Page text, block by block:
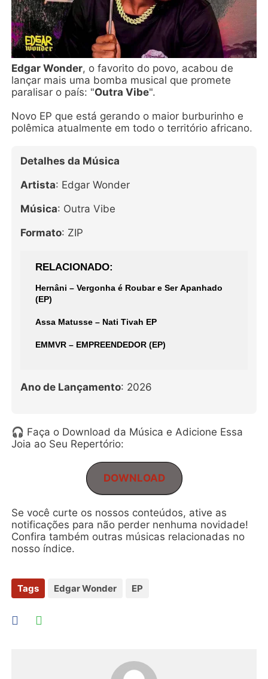
Edgar Wonder, o favorito do povo, acabou de
lançar mais uma bomba musical que promete
paralisar o país: "Outra Vibe".
Novo EP que está gerando o maior burburinho e
polêmica atualmente em todo o território africano.
Detalhes da Música
Artista: Edgar Wonder
Música: Outra Vibe
Formato: ZIP
RELACIONADO
Hernâni – Vergonha é Roubar e Ser Apanhado
(EP)
Assa Matusse – Nati Tivah EP
EMMVR – EMPREENDEDOR (EP)
Ano de Lançamento: 2026
🎧 Faça o Download da Música e Adicione Essa
Joia ao Seu Repertório:
DOWNLOAD
Se você curte os nossos conteúdos, ative as
notificações para não perder nenhuma novidade!
Confira também outras músicas relacionadas no
nosso índice.
Tags Edgar Wonder EP